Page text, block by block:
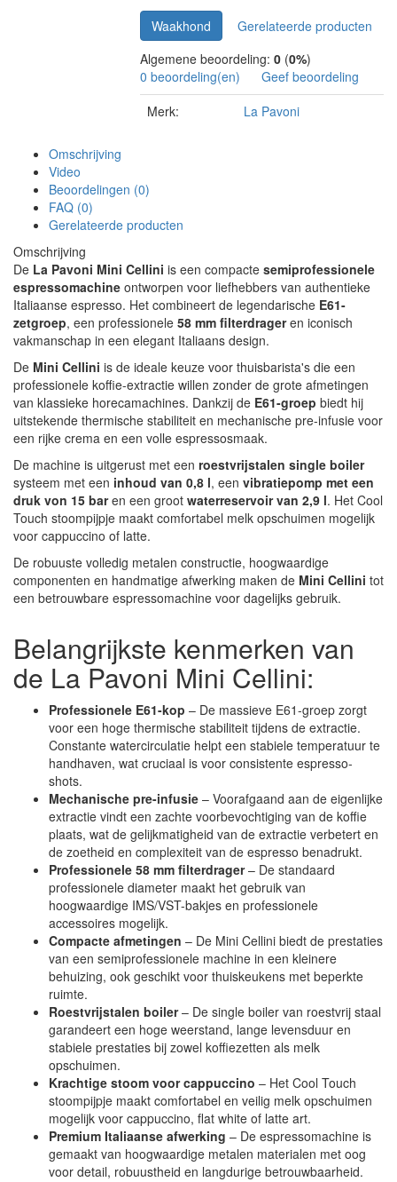
Waakhond
Gerelateerde producten
Algemene beoordeling: 0 (0%)
0 beoordeling(en)
Geef beoordeling
Merk:
La Pavoni
Omschrijving
Video
Beoordelingen (0)
FAQ (0)
Gerelateerde producten
Omschrijving
De La Pavoni Mini Cellini is een compacte semiprofessionele
espressomachine ontworpen voor liefhebbers van authentieke
Italiaanse espresso. Het combineert de legendarische E61-
zetgroep, een professionele 58 mm filterdrageren iconisch
vakmanschap in een elegant Italiaans design.
De Mini Cellini is de ideale keuze voor thuisbarista's die een
professionele koffie-extractie willen zonder de grote afmetingen
van klassieke horecamachines. Dankzij de E61-groep biedt hij
uitstekende thermische stabiliteit en mechanische pre-infusie voor
een rijke crema en een volle espressosmaak.
De machine is uitgerust met een roestvrijstalen single boiler
systeem met een inhoud van 0,8 l, een vibratiepomp met een
druk von 15 baren een groot waterreservoir van 2,9 l. Het Cool
Touch stoompijpje maakt comfortabel melk opschuimen mogelijk
voor cappuccino of latte.
De robuuste volledig metalen constructie, hoogwaardige
componenten en handmatige afwerking maken de Mini Cellini tot
een betrouwbare espressomachine voor dagelijks gebruik.
Belangrijkste kenmerken van
de La Pavoni Mini Cellini:
Professionele E61-kop – De massieve E61-groep zorgt
voor een hoge thermische stabiliteit tijdens de extractie.
Constante watercirculatie helpt een stabiele temperatuur te
handhaven, wat cruciaal is voor consistente espresso-
shots.
Mechanische pre-infusie – Voorafgaand aan de eigenlijke
extractie vindt een zachte voorbevochtiging van de koffie
plaats, wat de gelijkmatigheid van de extractie verbetert en
de zoetheid en complexiteit van de espresso benadrukt.
Professionele 58 mm filterdrager– De standaard
professionele diameter maakt het gebruik van
hoogwaardige IMS/VST-bakjes en professionele
accessoires mogelijk.
Compacte afmetingen – De Mini Cellini biedt de prestaties
van een semiprofessionele machine in een kleinere
behuizing, ook geschikt voor thuiskeukens met beperkte
ruimte.
Roestvrijstalen boiler– De single boiler van roestvrij staal
garandeert een hoge weerstand, lange levensduur en
stabiele prestaties bij zowel koffiezetten als melk
opschuimen.
Krachtige stoom voor cappuccino – Het Cool Touch
stoompijpje maakt comfortabel en veilig melk opschuimen
mogelijk voor cappuccino, flat white of latte art.
Premium Italiaanse afwerking – De espressomachine is
gemaakt van hoogwaardige metalen materialen met oog
voor detail, robuustheid en langdurige betrouwbaarheid.